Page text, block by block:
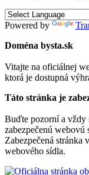
Powered by
Doména bysta.sk
Vitajte na oficiálnej
ktorá je dostupná
Táto stránka je
Buďte pozorní a vždy
zabezpečenú webovú
Zabezpečená stránka
webového sídla.